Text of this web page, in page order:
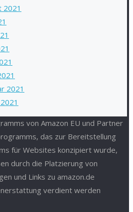
2021
2021
von Amazon EU und Partner
das zur Bereitstellung
für Websites konzipiert wurde,
durch die Platzierung von
und Links zu amazon.de
verdient werden